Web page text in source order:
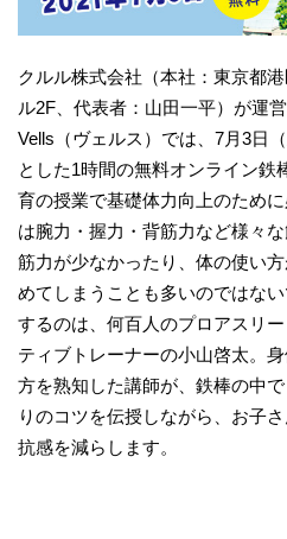
クルル株式会社（本社：東京都
ル2F、代表者：山田一平）が運
Vells（ヴェルス）では、7月3日
とした1時間の無料オンライン鉄
育の授業で基礎体力向上のため
は腕力・握力・背筋力など様々
筋力が少なかったり、体の使い
めてしまうことも多いのではな
するのは、何百人のプロアスリ
ティブトレーナーの小山啓太。
方を熟知した講師が、鉄棒の中
りのコツを伝授しながら、お子
抗感を減らします。